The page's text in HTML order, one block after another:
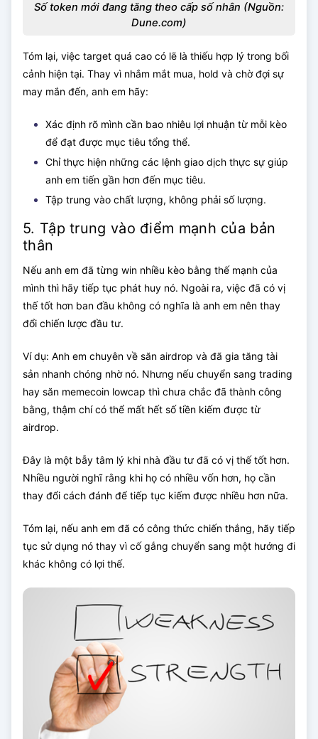
Số token mới đang tăng theo cấp số nhân (Nguồn:
Dune.com)
Tóm lại, việc target quá cao có lẽ là thiếu hợp lý trong bối
cảnh hiện tại. Thay vì nhắm mắt mua, hold và chờ đợi sự
may mắn đến, anh em hãy:
Xác định rõ mình cần bao nhiêu lợi nhuận từ mỗi kèo
để đạt được mục tiêu tổng thể.
Chỉ thực hiện những các lệnh giao dịch thực sự giúp
anh em tiến gần hơn đến mục tiêu.
Tập trung vào chất lượng, không phải số lượng.
5. Tập trung vào điểm mạnh của bản
thân
Nếu anh em đã từng win nhiều kèo bằng thế mạnh của
mình thì hãy tiếp tục phát huy nó. Ngoài ra, việc đã có vị
thế tốt hơn ban đầu không có nghĩa là anh em nên thay
đổi chiến lược đầu tư.
Ví dụ: Anh em chuyên về săn airdrop và đã gia tăng tài
sản nhanh chóng nhờ nó. Nhưng nếu chuyển sang trading
hay săn memecoin lowcap thì chưa chắc đã thành công
bằng, thậm chí có thể mất hết số tiền kiếm được từ
airdrop.
Đây là một bẫy tâm lý khi nhà đầu tư đã có vị thế tốt hơn.
Nhiều người nghĩ rằng khi họ có nhiều vốn hơn, họ cần
thay đổi cách đánh để tiếp tục kiếm được nhiều hơn nữa.
Tóm lại, nếu anh em đã có công thức chiến thắng, hãy tiếp
tục sử dụng nó thay vì cố gắng chuyển sang một hướng đi
khác không có lợi thế.